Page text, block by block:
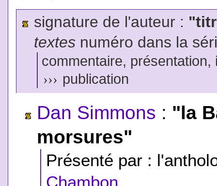
signature de l'auteur :
textesnuméro dans la
commentaire,
››› publication
Dan Simmons : "la
morsures"
Présenté par :
Chambon.